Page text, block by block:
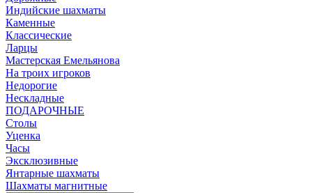
Индийские шахматы
Каменные
Классические
Ларцы
Мастерская Емельянова
На троих игроков
Недорогие
Нескладные
ПОДАРОЧНЫЕ
Столы
Уценка
Часы
Эксклюзивные
Янтарные шахматы
Шахматы магнитные